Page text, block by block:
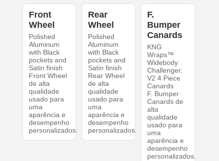
Front
Wheel
Polished
Aluminum
with Black
pockets and
Satin finish
Front Wheel
de alta
qualidade
usado para
uma
aparência e
desempenho
personalizados.
Rear
Wheel
Polished
Aluminum
with Black
pockets and
Satin finish
Rear Wheel
de alta
qualidade
usado para
uma
aparência e
desempenho
personalizados.
F.
Bumper
Canards
KNG
Wraps™
Widebody
Challenger:
V2 4 Piece
Canards
F. Bumper
Canards de
alta
qualidade
usado para
uma
aparência e
desempenho
personalizados.